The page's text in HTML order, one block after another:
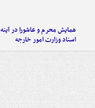
همایش محرم و عاشورا در آینه
اسناد وزارت امور خارجه